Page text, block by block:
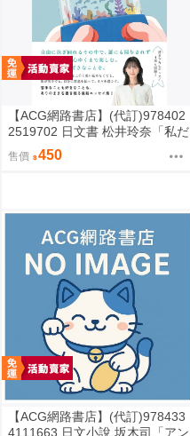
【ACG網路書店】(代訂)978402
2519702 日文書 松井玲奈「私だ
けの水槽」
售價 450
【ACG網路書店】(代訂)978433
4111663 日文小說 坂木司「アン